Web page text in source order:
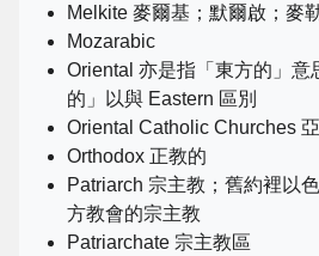
Melkite 麥爾基；默爾啟；麥
Mozarabic
Oriental 亦是指「東方的」意
的」以與 Eastern 區別
Oriental Catholic Churches
Orthodox 正教的
Patriarch 宗主教；舊約裡以
方教會的宗主教
Patriarchate 宗主教區